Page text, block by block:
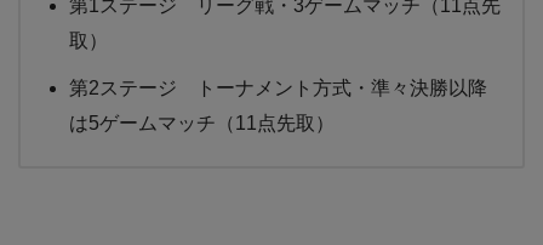
第1ステージ リーグ戦・3ゲームマッチ（11点先
取）
第2ステージ トーナメント方式・準々決勝以降
は5ゲームマッチ（11点先取）